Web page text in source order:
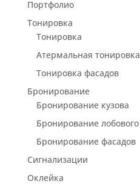
Портфолио
Тонировка
Тонировка
Атермальная тонировка
Тонировка фасадов
Бронирование
Бронирование кузова
Бронирование лобового
Бронирование фасадов
Сигнализации
Оклейка